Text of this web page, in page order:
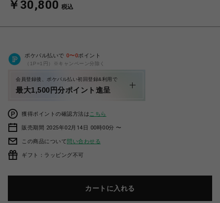
￥30,800 税込
ポケパル払いで 0〜0ポイント
（1P=1円）※キャンペーン分除く
会員登録後、ポケパル払い初回登録&利用で
最大1,500円分ポイント進呈
獲得ポイントの確認方法は こちら
販売期間 2025年02月14日 00時00分 〜
この商品について問い合わせる
ギフト：ラッピング不可
カートに入れる